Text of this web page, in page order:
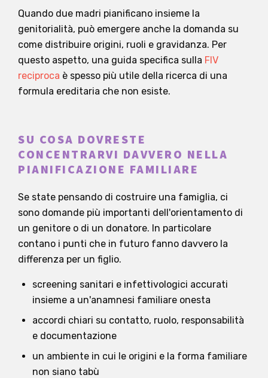
Quando due madri pianificano insieme la
genitorialità, può emergere anche la domanda su
come distribuire origini, ruoli e gravidanza. Per
questo aspetto, una guida specifica sulla FIV
reciproca è spesso più utile della ricerca di una
formula ereditaria che non esiste.
SU COSA DOVRESTE
CONCENTRARVI DAVVERO NELLA
PIANIFICAZIONE FAMILIARE
Se state pensando di costruire una famiglia, ci
sono domande più importanti dell'orientamento di
un genitore o di un donatore. In particolare
contano i punti che in futuro fanno davvero la
differenza per un figlio.
screening sanitari e infettivologici accurati
insieme a un'anamnesi familiare onesta
accordi chiari su contatto, ruolo, responsabilità
e documentazione
un ambiente in cui le origini e la forma familiare
non siano tabù